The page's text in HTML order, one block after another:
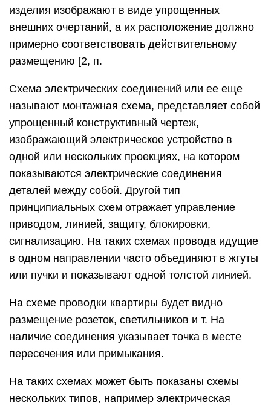
изделия изображают в виде упрощенных
внешних очертаний, а их расположение должно
примерно соответствовать действительному
размещению [2, п.
Схема электрических соединений или ее еще
называют монтажная схема, представляет собой
упрощенный конструктивный чертеж,
изображающий электрическое устройство в
одной или нескольких проекциях, на котором
показываются электрические соединения
деталей между собой. Другой тип
принципиальных схем отражает управление
приводом, линией, защиту, блокировки,
сигнализацию. На таких схемах провода идущие
в одном направлении часто объединяют в жгуты
или пучки и показывают одной толстой линией.
На схеме проводки квартиры будет видно
размещение розеток, светильников и т. На
наличие соединения указывает точка в месте
пересечения или примыкания.
На таких схемах может быть показаны схемы
нескольких типов, например электрическая